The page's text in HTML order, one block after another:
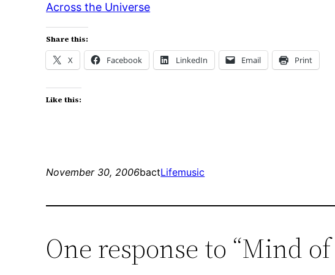
Across the Universe
Share this:
X Facebook LinkedIn Email Print
Like this:
November 30, 2006bactLifemusic
One response to “Mind